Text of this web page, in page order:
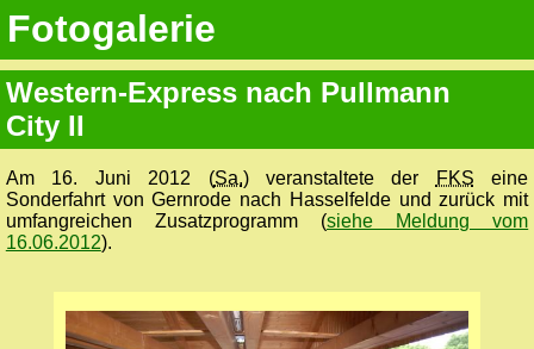
Fotogalerie
Western-Express nach Pullmann
City II
Am 16. Juni 2012 (Sa.) veranstaltete der FKS eine
Sonderfahrt von Gernrode nach Hasselfelde und zurück mit
umfangreichen Zusatzprogramm (siehe Meldung vom
16.06.2012).